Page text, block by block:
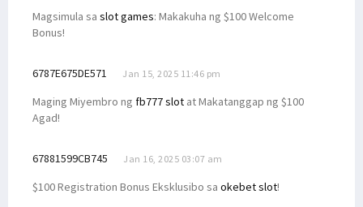
Magsimula sa slot games: Makakuha ng $100 Welcome
Bonus!
6787E675DE571 Jan 15, 2025 11:46 pm
Maging Miyembro ng fb777 slot at Makatanggap ng $100
Agad!
67881599CB745 Jan 16, 2025 03:07 am
$100 Registration Bonus Eksklusibo sa okebet slot!